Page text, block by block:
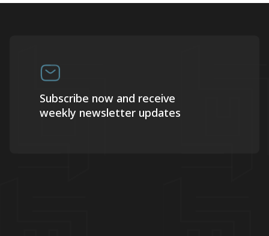
Subscribe now and receive
weekly newsletter updates